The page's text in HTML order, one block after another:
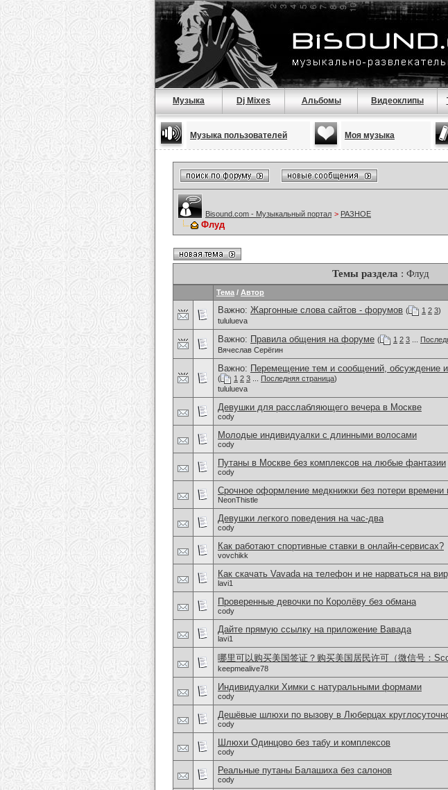
Музыка Dj Mixes Альбомы Видеоклипы
Музыка пользователей Моя музыка
Bisound.com - Музыкальный портал > РАЗНОЕ
Флуд
Темы раздела : Флуд
Тема / Автор
Важно: Жаргонные слова сайтов - форумов ( 1 2 3)
tululueva
Важно: Правила общения на форуме ( 1 2 3
Вячеслав Серёгин
Важно: Перемещение тем и сообщений, обсуждение
( 1 2 3 Последняя страница)
tululueva
Девушки для расслабляющего вечера в Москве
cody
Молодые индивидуалки с длинными волосами
cody
Путаны в Москве без комплексов на любые фантазии
cody
Срочное оформление медкнижки без потери
NeonThistle
Девушки легкого поведения на час-два
cody
Как работают спортивные ставки в онлайн-сервисах?
vovchikk
Как скачать Vavada на телефон и не нарваться на
lavi1
Проверенные девочки по Королёву без обмана
cody
Дайте прямую ссылку на приложение Вавада
lavi1
哪里可以购买美国签证？购买美国居民许可（微信号：
keepmealive78
Индивидуалки Химки с натуральными формами
cody
Дешёвые шлюхи по вызову в Люберцах
cody
Шлюхи Одинцово без табу и комплексов
cody
Реальные путаны Балашиха без салонов
cody